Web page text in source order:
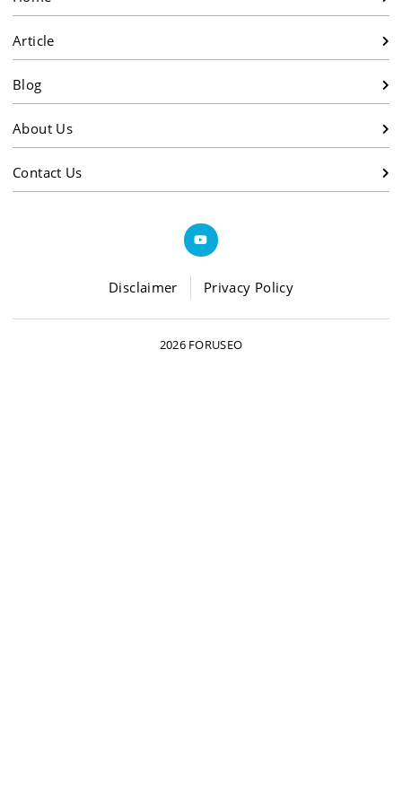
Article
Blog
About Us
Contact Us
Disclaimer Privacy Policy
2026 FORUSEO